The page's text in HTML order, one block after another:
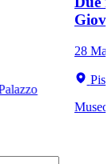
28
Museo